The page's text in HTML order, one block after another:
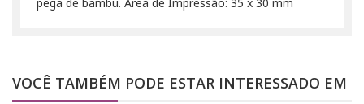
VOCÊ TAMBÉM PODE ESTAR INTERESSADO EM